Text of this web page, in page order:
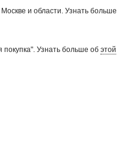
и области. Узнать больше
Узнать больше об этой